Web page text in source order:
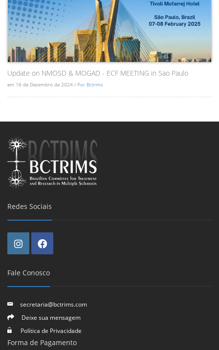
Update on NMOSD & MOGAD - ECF MEETING in Sao Paulo
em 16 de Dezembro de 2024 / Por Bctrims
Redes Sociais
Fale Conosco
secretaria@bctrims.com
Deixe sua mensagem
Política de Privacidade
Forma de Pagamento